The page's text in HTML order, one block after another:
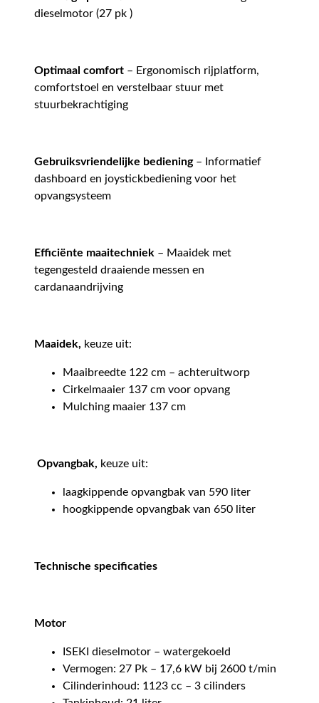
dieselmotor (27 pk )
Optimaal comfort – Ergonomisch rijplatform,
comfortstoel en verstelbaar stuur met
stuurbekrachtiging
Gebruiksvriendelijke bediening– Informatief
dashboard en joystickbediening voor het
opvangsysteem
Efficiënte maaitechniek – Maaidek met
tegengesteld draaiende messen en
cardanaandrijving
Maaidek, keuze uit:
Maaibreedte 122 cm – achteruitworp
Cirkelmaaier 137 cm voor opvang
Mulching maaier 137 cm
Opvangbak, keuze uit:
laagkippende opvangbak van 590 liter
hoogkippende opvangbak van 650 liter
Technische specificaties
Motor
ISEKI dieselmotor – watergekoeld
Vermogen: 27 Pk – 17,6 kW bij 2600 t/min
Cilinderinhoud: 1123 cc – 3 cilinders